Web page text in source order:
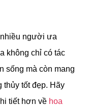
người ưa
không chỉ có tác
sống mà còn mang
thủy tốt đẹp. Hãy
tiết hơn về hoa